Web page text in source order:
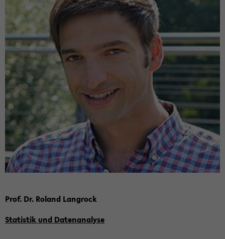
Prof. Dr. Ro­land Lang­rock
Sta­tis­tik und Da­ten­ana­ly­se